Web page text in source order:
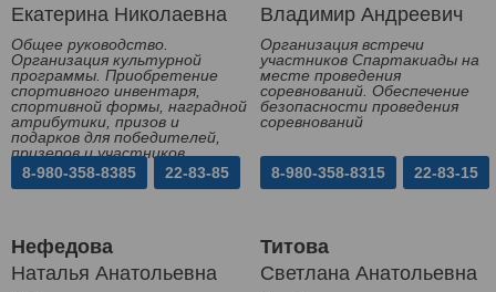
Екатерина Николаевна
Общее руководство.
Организация культурной
программы. Приобретение
спортивного инвентаря,
спортивной формы, наградной
атрибутики, призов и
подарков для победителей,
призеров и участников
Спартакиады
8-980-358-8385 22-83-85
Владимир Андреевич
Организация встречи
участников Спартакиады на
месте проведения
соревнований. Обеспечение
безопасности проведения
соревнований
8-980-358-8315 22-83-15
Нефедова
Наталья Анатольевна
Титова
Светлана Анатольевна